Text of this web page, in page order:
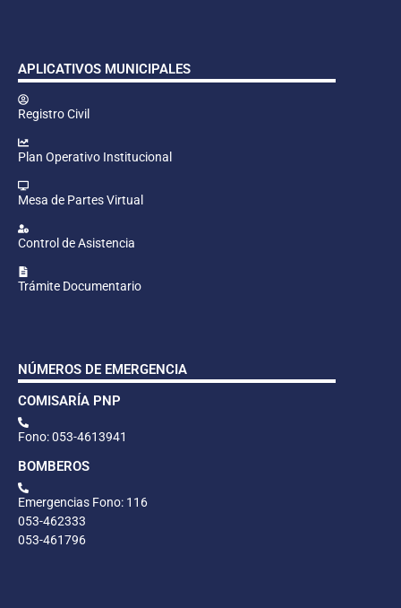
APLICATIVOS MUNICIPALES
Registro Civil
Plan Operativo Institucional
Mesa de Partes Virtual
Control de Asistencia
Trámite Documentario
NÚMEROS DE EMERGENCIA
COMISARÍA PNP
Fono: 053-4613941
BOMBEROS
Emergencias Fono: 116
053-462333
053-461796